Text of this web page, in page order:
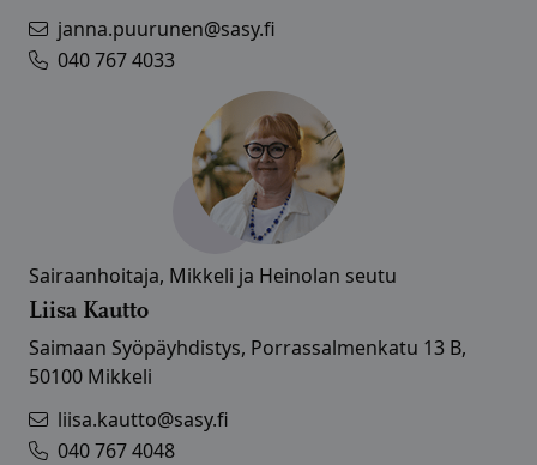
janna.puurunen@sasy.fi
040 767 4033
Sairaanhoitaja, Mikkeli ja Heinolan seutu
Liisa Kautto
Saimaan Syöpäyhdistys, Porrassalmenkatu 13 B,
50100 Mikkeli
liisa.kautto@sasy.fi
040 767 4048